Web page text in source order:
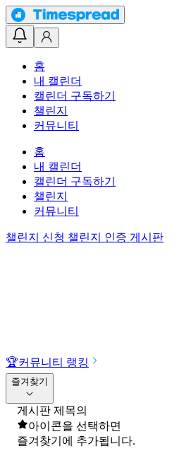
홈
내 캘린더
캘린더 구독하기
챌린지
커뮤니티
홈
내 캘린더
캘린더 구독하기
챌린지
커뮤니티
챌린지 신청 챌린지 인증 게시판
🏆커뮤니티 랭킹
즐겨찾기
게시판 제목의
아이콘을 선택하면
즐겨찾기에 추가됩니다.